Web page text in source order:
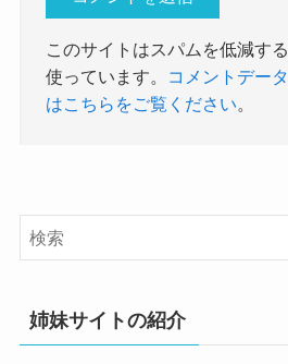
このサイトはスパムを低減す
使っています。
コメントデー
はこちらをご覧ください。
姉妹サイトの紹介